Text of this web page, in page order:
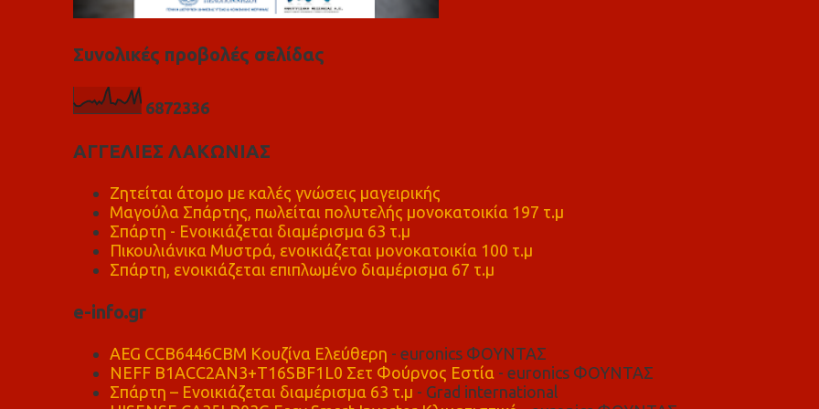
Συνολικές προβολές σελίδας
6872336
ΑΓΓΕΛΙΕΣ ΛΑΚΩΝΙΑΣ
Ζητείται άτομο με καλές γνώσεις μαγειρικής
Μαγούλα Σπάρτης, πωλείται πολυτελής μονοκατοικία 197 τ.μ
Σπάρτη - Ενοικιάζεται διαμέρισμα 63 τ.μ
Πικουλιάνικα Μυστρά, ενοικιάζεται μονοκατοικία 100 τ.μ
Σπάρτη, ενοικιάζεται επιπλωμένο διαμέρισμα 67 τ.μ
e-info.gr
AEG CCB6446CBM Κουζίνα Ελεύθερη - euronics ΦΟΥΝΤΑΣ
NEFF B1ACC2AN3+T16SBF1L0 Σετ Φούρνος Εστία- euronics ΦΟΥΝΤΑΣ
Σπάρτη – Ενοικιάζεται διαμέρισμα 63 τ.μ - Grad international